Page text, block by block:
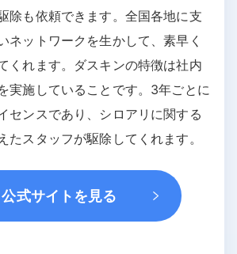
除も依頼できます。全国各地に支
ネットワークを生かして、素早く
くれます。ダスキンの特徴は社内
実施していることです。3年ごとに
センスであり、シロアリに関する
たスタッフが駆除してくれます。
公式サイトを見る